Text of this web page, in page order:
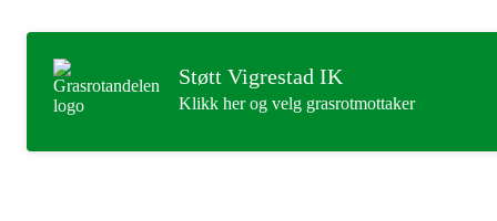
Støtt Vigrestad IK
Klikk her og velg grasrotmottaker